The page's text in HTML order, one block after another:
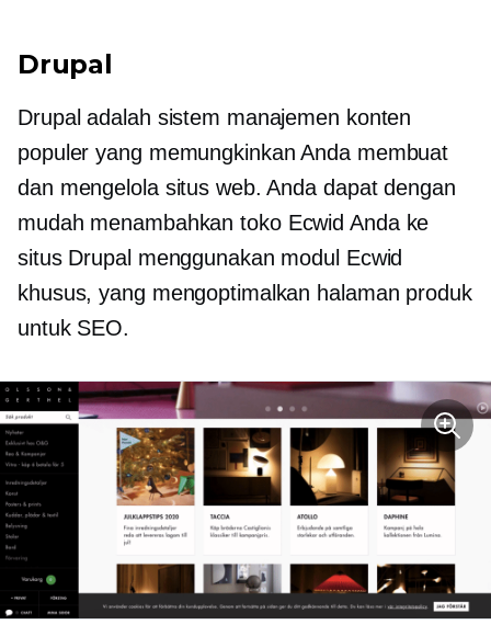
Drupal
Drupal adalah sistem manajemen konten
populer yang memungkinkan Anda membuat
dan mengelola situs web. Anda dapat dengan
mudah menambahkan toko Ecwid Anda ke
situs Drupal menggunakan modul Ecwid
khusus, yang mengoptimalkan halaman produk
untuk SEO.